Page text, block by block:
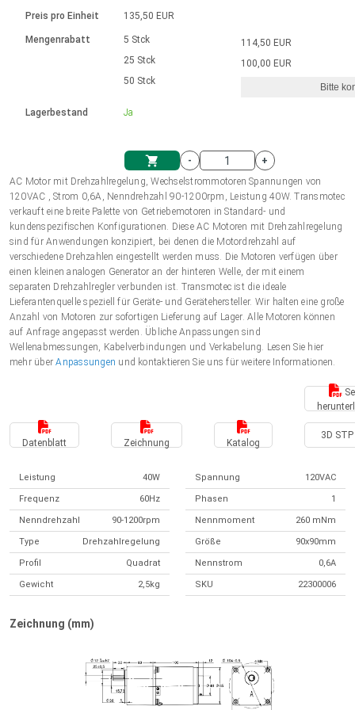
Einheitssystem
Einkaufswagen
Hubmagnete
230 - 50 Hz | 110 - 60 Hz
Drehzahlregelung für die AIS-Serie
Bürstenlose Gleichstrommotoren
mit Planetengetriebe und internem
Ø 28-42| 1-1400 rpm | <= 290Ncm
Bürstenlose DC Motor Controller
Gleichstrommotoren mit
Schneckengetriebe und Bürsten
Ø43-124mm | 31-425rpm | ≤ 41Nm
Treiber für Gleichstrommotoren mit
Synchron-Asynchron | für 1-4 Elektrozylinder
Synchron-Asynchron | für 1-4 Elektrozylinder
Français (EUR)
Polski (EUR)
Norsk (NOK)
Suomi (EUR)
Svenska (SEK)
Preis pro Einheit
Mengenrabatt
Lagerbestand
135,50 EUR
5 Stck
25 Stck
50 Stck
Ja
114,50 EUR
100,00 EUR
Bitte
-
+
AC Motor mit Drehzahlregelung, Wechselstrommotoren Spannungen von
120VAC , Strom 0,6A, Nenndrehzahl 90-1200rpm, Leistung 40W. Transmotec
verkauft eine breite Palette von Getriebemotoren in Standard- und
kundenspezifischen Konfigurationen. Diese AC Motoren mit Drehzahlregelung
sind für Anwendungen konzipiert, bei denen die Motordrehzahl auf
verschiedene Drehzahlen eingestellt werden muss. Die Motoren verfügen über
einen kleinen analogen Generator an der hinteren Welle, der mit einem
separaten Drehzahlregler verbunden ist. Transmotec ist die ideale
Lieferantenquelle speziell für Geräte- und Gerätehersteller. Wir halten eine große
Anzahl von Motoren zur sofortigen Lieferung auf Lager. Alle Motoren können
auf Anfrage angepasst werden. Übliche Anpassungen sind
Wellenabmessungen, Kabelverbindungen und Verkabelung. Lesen Sie hier
mehr überAnpassungen und kontaktieren Sie uns für weitere Informationen.
Datenblatt Zeichnung Katalog
3D STP
Leistung 40W Spannung 120VAC
Frequenz 60Hz Phasen 1
Nenndrehzahl 90-1200rpm Nennmoment 260 mNm
Type Drehzahlregelung Größe 90x90mm
Profil Quadrat Nennstrom 0,6A
Gewicht 2,5kg SKU 22300006
Zeichnung (mm)